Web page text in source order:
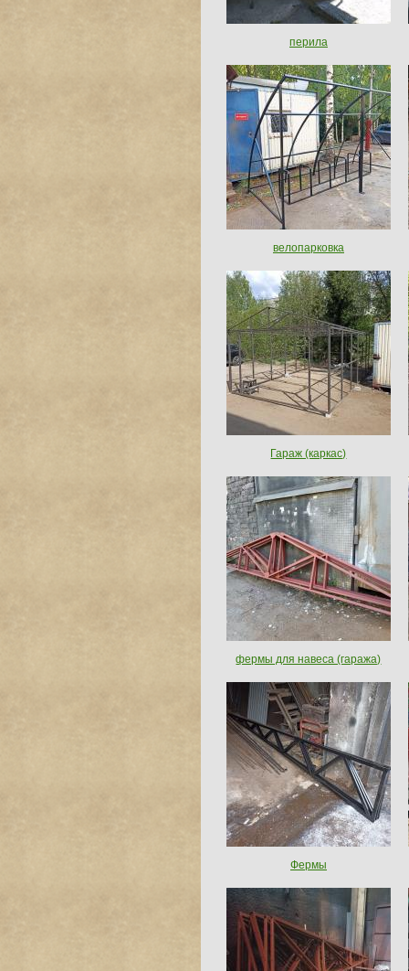
перила
велопарковка
Гараж (каркас)
фермы для навеса (гаража)
Фермы